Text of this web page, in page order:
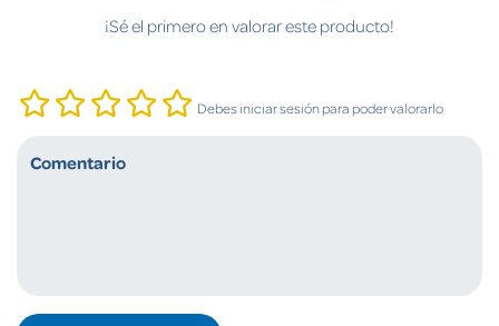
¡Sé el primero en valorar este producto!
Debes iniciar sesión para poder valorarlo